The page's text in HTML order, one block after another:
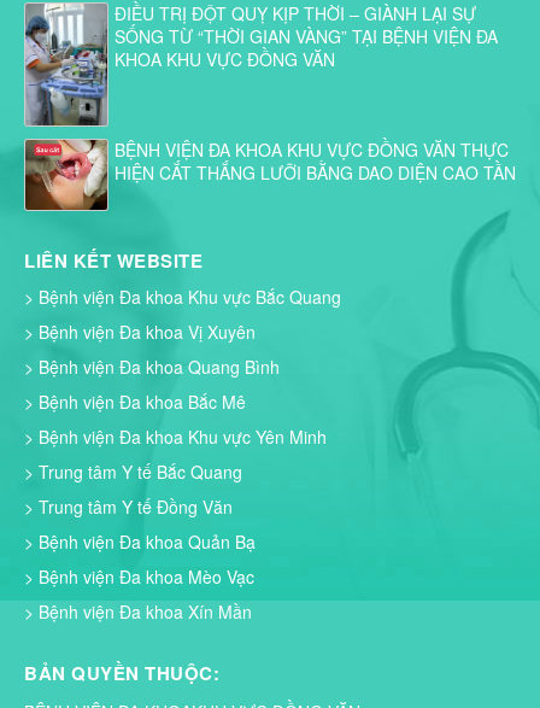
ĐIỀU TRỊ ĐỘT QUỴ KỊP THỜI – GIÀNH LẠI SỰ
SỐNG TỪ “THỜI GIAN VÀNG” TẠI BỆNH VIỆN ĐA
KHOA KHU VỰC ĐỒNG VĂN
BỆNH VIỆN ĐA KHOA KHU VỰC ĐỒNG VĂN THỰC
HIỆN CẮT THẮNG LƯỠI BẰNG DAO DIỆN CAO TẦN
LIÊN KẾT WEBSITE
> Bệnh viện Đa khoa Khu vực Bắc Quang
> Bệnh viện Đa khoa Vị Xuyên
> Bệnh viện Đa khoa Quang Bình
> Bệnh viện Đa khoa Bắc Mê
> Bệnh viện Đa khoa Khu vực Yên Minh
> Trung tâm Y tế Bắc Quang
> Trung tâm Y tế Đồng Văn
> Bệnh viện Đa khoa Quản Bạ
> Bệnh viện Đa khoa Mèo Vạc
> Bệnh viện Đa khoa Xín Mần
BẢN QUYỀN THUỘC: